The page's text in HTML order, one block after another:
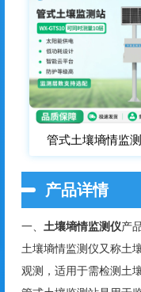
管式土壤墒情监
产品详情
一、土壤墒情监测仪产
土壤墒情监测仪又称土
观测，适用于需检测土